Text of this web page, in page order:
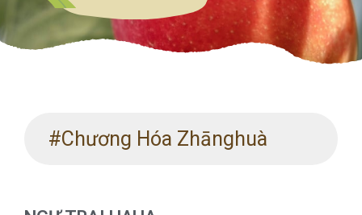
#Chương Hóa Zhānghuà